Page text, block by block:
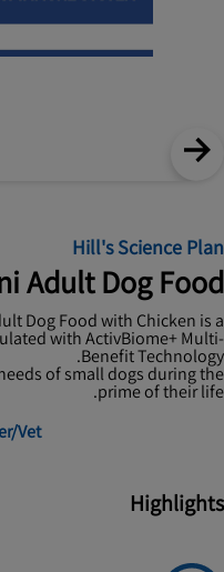
Hill's Science Plan
Adult Dog Food
Dog Food with Chicken is a
with ActivBiome+ Multi-
Benefit Technology.
of small dogs during the
prime of their life.
Vet
Highlights